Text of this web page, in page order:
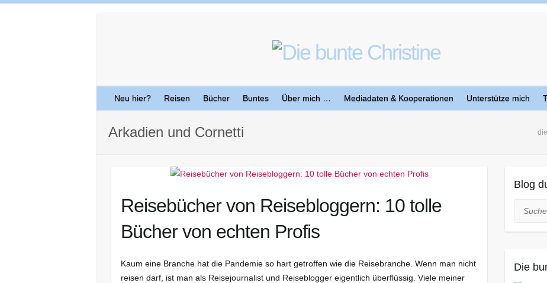
Neu hier? Reisen Bücher Buntes Über mich … Mediadaten & Kooperationen Unterstütze mich
Arkadien und Cornetti
Reisebücher von Reisebloggern: 10 tolle
Bücher von echten Profis
Kaum eine Branche hat die Pandemie so hart getroffen wie die Reisebranche. Wenn man nicht
reisen darf, ist man als Reisejournalist und Reiseblogger eigentlich überflüssig. Viele meiner
Blog
Suche
Die